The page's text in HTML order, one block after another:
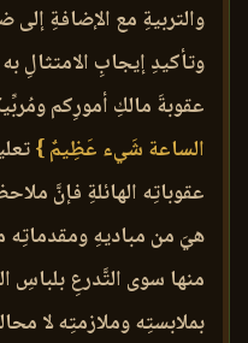
والتربيةِ مع الإضافةِ إلى
وتأكيدِ إيجابِ الامتثالِ
عقوبةَ مالكِ أمورِكم
الساعة شَيء عَظِيمٌ }
عقوباتِه الهائلةِ فإنَّ
هيَ من مباديهِ ومقدماتِه
منها سوى التَّدرعِ بلباسِ
بملابستِه وملازمتِه لا